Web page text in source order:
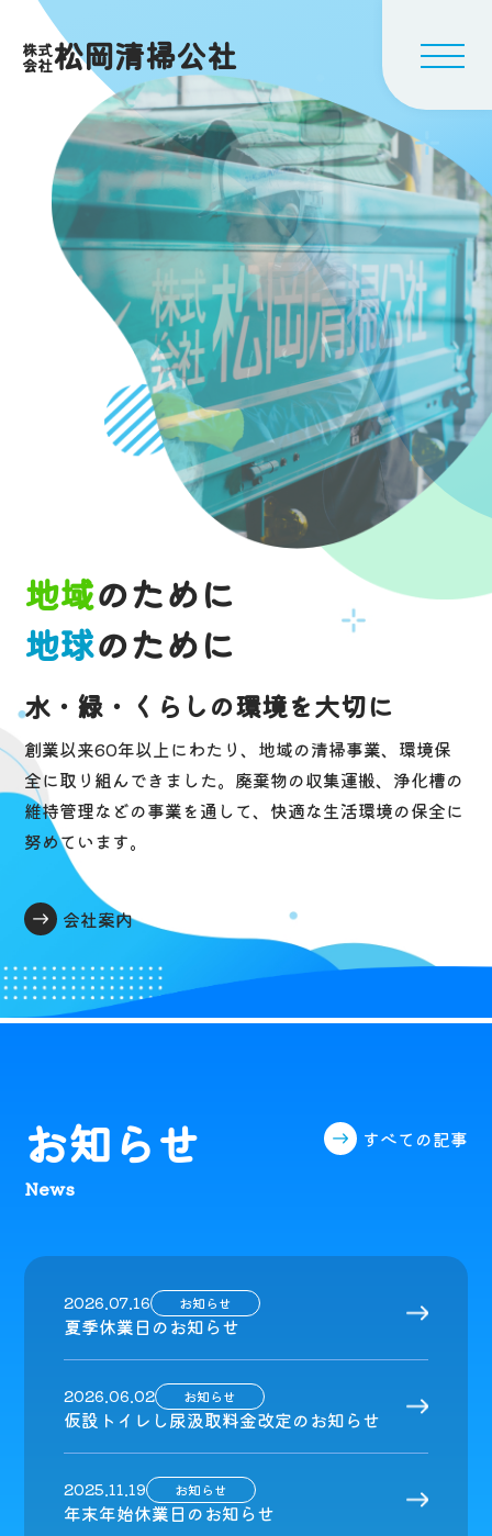
株式
会社松岡清掃公社
地域のために
地球のために
水・緑・くらしの環境を大切に
創業以来60年以上にわたり、地域の清掃事業、環境保
全に取り組んできました。 廃棄物の収集運搬、浄化槽の
維持管理などの事業を通して、 快適な生活環境の保全に
努めています。
会社案内
お知らせ
News
すべての記事
2026.07.16 お知らせ
夏季休業日のお知らせ
2026.06.02 お知らせ
仮設トイレし尿汲取料金改定のお知らせ
2025.11.19 お知らせ
年末年始休業日のお知らせ